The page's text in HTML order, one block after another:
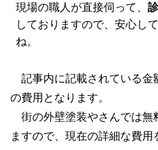
現場の職人が直接伺って、
しておりますので、安心し
ね。
記事内に記載されている金
の費用となります。
街の外壁塗装やさんでは無
ますので、現在の詳細な費